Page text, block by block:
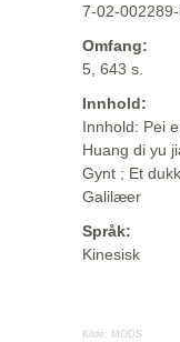
7-02-
Omfang:
5, 643 s.
Innhold:
Innhold: Pei
Huang di yu
Gynt ; Et
Galilæer
Språk:
Kinesisk
Kilde: MODS